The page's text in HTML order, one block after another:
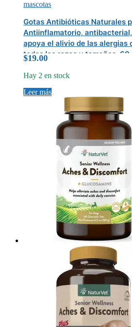
mascotas
Gotas Antibióticas Naturales
Antiinflamatorio,
apoya el alivio de las alergias
todas las razas y tamaños, 60
$19.00
Hay 2 en stock
Leer más